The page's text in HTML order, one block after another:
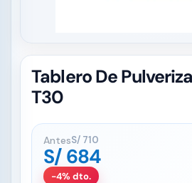
Tablero De
T30
AntesS/ 710
S/ 684
-4% dto.